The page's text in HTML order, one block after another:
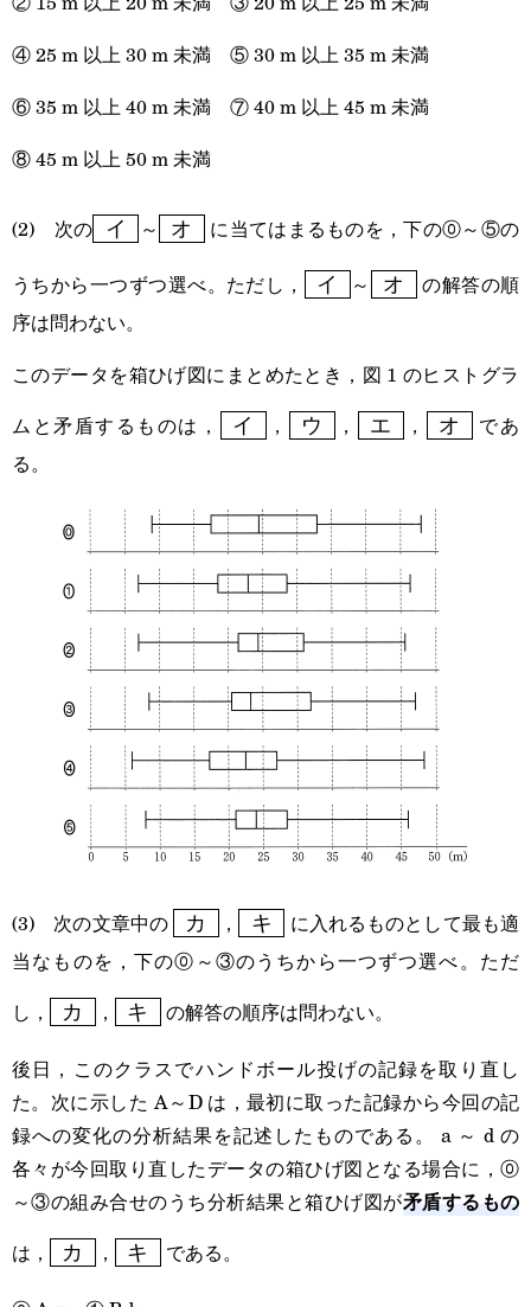
④ 25 m 以上 30 m 未満 ⑤ 30 m 以上 35 m 未満
⑥ 35 m 以上 40 m 未満 ⑦ 40 m 以上 45 m 未満
⑧ 45 m 以上 50 m 未満
(2) 次の\boxed{\text{
イ ～\boxed{\text{
オ に当てはまるものを，下の⓪～⑤の
うちから一つずつ選べ。ただし， \boxed{\text{
イ ～\boxed{\text{
オ
の解答の順
序は問わない。
このデータを箱ひげ図にまとめたとき，図 1 のヒストグラ
ムと矛盾するものは， \boxed{\text{
イ ， \boxed{\text{
ウ ， \boxed{\text{
エ ， オ
であ
る。
(3) 次の文章中の\boxed{\text{
カ }}
カ ， \boxed{\text{
キ }}
キ
に入れるものとして最も適
当なものを，下の⓪～③のうちから一つずつ選べ。ただ
し， \boxed{\text{
カ ， \boxed{\text{
キ の解答の順序は問わない。
後日，このクラスでハンドボール投げの記録を取り直し
た。次に示した A～D は，最初に取った記録から今回の記
録への変化の分析結果を記述したものである。 a ～ d の
各々が今回取り直したデータの箱ひげ図となる場合に，⓪
～③の組み合せのうち分析結果と箱ひげ図が矛盾するもの
は， \boxed{\text{
カ ， \boxed{\text{
キ である。